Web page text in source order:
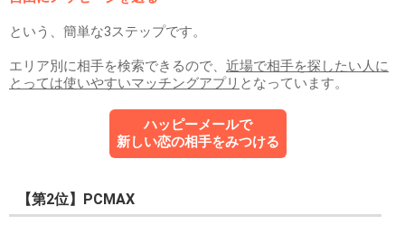
という、簡単な3ステップです。
エリア別に相手を検索できるので、 近場で相手を探したい人に
とっては使いやすいマッチングアプリ となっています。
ハッピーメールで
新しい恋の相手をみつける
【第2位】PCMAX